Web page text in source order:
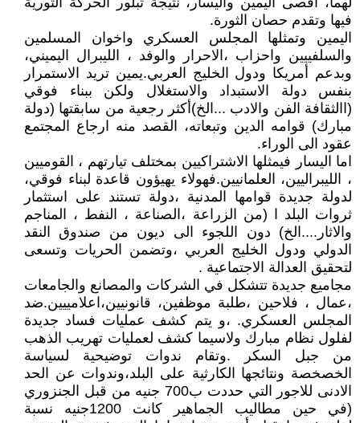
فيها وتقدم حصان الثورة.
اليمين وتمثلها المجلس العسكري واخوان المسلمين
والسلفييين واحزاب ،الاحرار والوفد ، الليبرال اليميني،
وبدعم أمريكا ودول الخليج العربي.يمين تريد الاستمرار
بنفس دولة الاستبداد والاستغلال ولكن ببناء فوقي
(االثقافة الفن والادب ...الخ)أكثر رجعية من سابقتها (دولة
مبارك) قوامه الدين وتبعاته، القصد منه ارجاع المجتمع
عقود الى الوراء.
اما اليسار فيمثلها الاشتراكيين بمختلف تيارتهم ، القوميين
، الليبراليين، العلمانيين.فهولاء يهيؤون قاعدة لبناء فوقي،
لدولة جديدة قوامها المدنية ،دولة تستند على استثمار
ثروات البلد ا (من الزراعة ،الصناعة ، النفط ، المناجم
والاثار....الخ) دون اللجوء الى ديون من صندوق النقد
الدولي ودول الخليج العربي ،وتضمن الحريات وتسعى
لتحقيق العدالة الاجتماعية .
مجاميع جديدة تتشكل في الشركات والمصانع والجامعات
،عمال ، فلاحين ،طلبة موظفين، قانونيين،اعلامييين.ضد
المجلس العسكري. ،و يتم كشف عمليات فساد جديدة
لفلول نظام مبارك ولاسيما كشف لعمليات تهريب الذهب
من جبل السكر .وتقام ندوات توضيحية لسياسة
الخصخصة ونتائجها الكارثية على البلد،وندوات عن الحد
الادنى للاجور التي حددت ب700 جنيه من قبل الجنزوري
(في حين مطاليب الجماهير كانت 1200جنيه نسبة